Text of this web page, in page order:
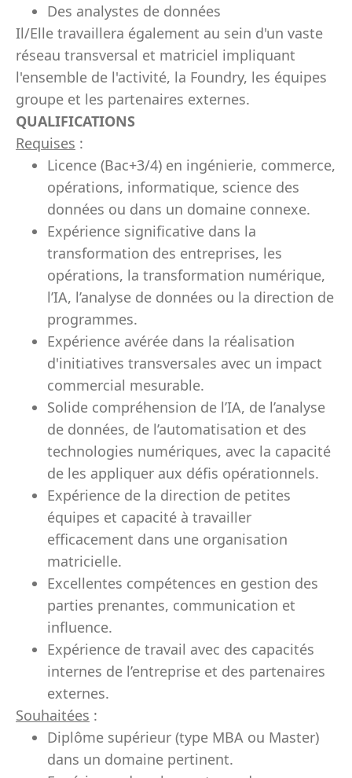
Des analystes de données
Il/Elle travaillera également au sein d'un vaste
réseau transversal et matriciel impliquant
l'ensemble de l'activité, la Foundry, les équipes
groupe et les partenaires externes.
QUALIFICATIONS
Requises :
Licence (Bac+3/4) en ingénierie, commerce,
opérations, informatique, science des
données ou dans un domaine connexe.
Expérience significative dans la
transformation des entreprises, les
opérations, la transformation numérique,
l’IA, l’analyse de données ou la direction de
programmes.
Expérience avérée dans la réalisation
d'initiatives transversales avec un impact
commercial mesurable.
Solide compréhension de l’IA, de l’analyse
de données, de l’automatisation et des
technologies numériques, avec la capacité
de les appliquer aux défis opérationnels.
Expérience de la direction de petites
équipes et capacité à travailler
efficacement dans une organisation
matricielle.
Excellentes compétences en gestion des
parties prenantes, communication et
influence.
Expérience de travail avec des capacités
internes de l’entreprise et des partenaires
externes.
Souhaitées :
Diplôme supérieur (type MBA ou Master)
dans un domaine pertinent.